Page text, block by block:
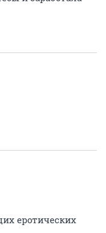
Марьи как
начну бросать
идеальная